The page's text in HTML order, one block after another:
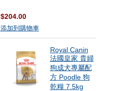
$204.00
添加到購物車
Royal Canin
法國皇家 貴婦
狗成犬專屬配
方 Poodle 狗
乾糧 7.5kg